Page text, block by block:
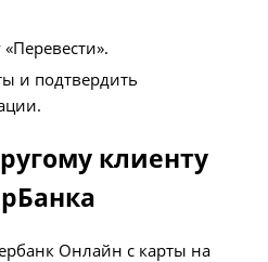
и подтвердить
клиенту
Онлайн с карты на